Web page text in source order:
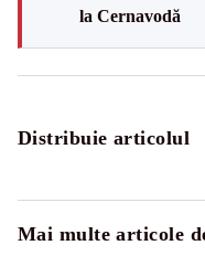
la Cernavodă
Distribuie articolul
Mai multe articole